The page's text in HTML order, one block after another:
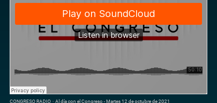
CONGRESO RADIO · Al día con el Congreso - Martes 12 de octubre de 2021